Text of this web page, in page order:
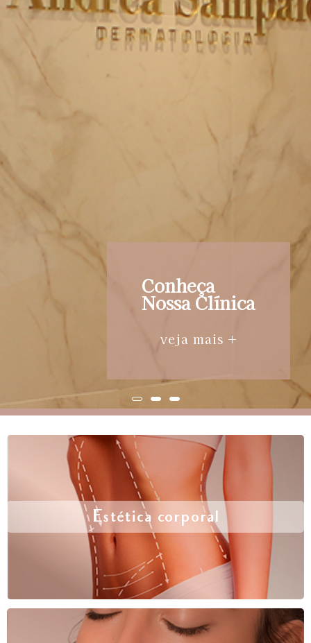
Conheça
Nossa Clínica
veja mais +
Estética corporal